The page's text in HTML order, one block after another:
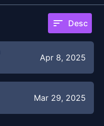
sort Desc
Apr 8, 2025
Mar 29, 2025